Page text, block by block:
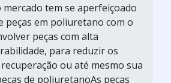
mercado tem se aperfeiçoado
peças em poliuretano com o
peças com alta
para reduzir os
ou até mesmo sua
de poliuretanoAs peças